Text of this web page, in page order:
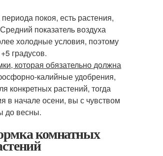
покоя, есть растения,
показатель воздуха
холодные условия, поэтому
градусов.
которая обязательно должна
калийные удобрения,
конкретных растений, тогда
в начале осени, вы с чувством
до весны.
комнатных